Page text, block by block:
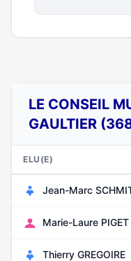
LE CONSEIL
GAULTIER
ELU(E)
Jean-Marc
Marie-Laure PIGET
Thierry GREGOIRE